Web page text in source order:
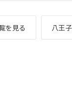
を見る 八王